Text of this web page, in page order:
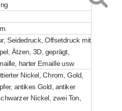
Seidedruck, Offsetdruck mit
Ätzen, 3D, geprägt,
harter Emaille usw
Nickel, Chrom, Gold,
antikes Gold, antiker
Nickel, zwei Ton,